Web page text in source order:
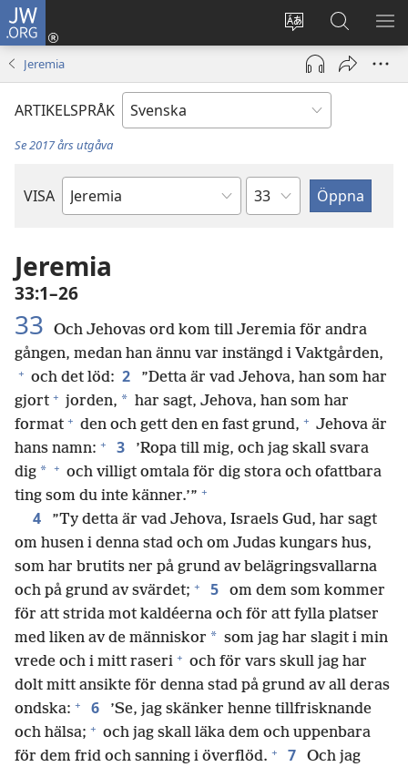
JW.ORG
Ändra
webbplatsens
språk
Logga
(öppnar
fönster)
Sök
på
jw.org
Jeremia
ARTIKELSPRÅK
Se 2017 års utgåva
VISA
Bibelbok
Kapitel
Jeremia
33:1–26
33
Och Jehovas ord kom till Jeremia för andra
gången, medan han ännu var instängd i Vaktgården,
+ och det löd: 2
”Detta är vad Jehova, han som har
gjort + jorden, * har sagt, Jehova, han som har
format + den och gett den en fast grund, + Jehova är
hans namn: + 3
’Ropa till mig, och jag skall svara
dig * + och villigt omtala för dig stora och ofattbara
ting som du inte känner.’” +
4
”Ty detta är vad Jehova, Israels Gud, har sagt
om husen i denna stad och om Judas kungars hus,
som har brutits ner på grund av belägringsvallarna
och på grund av svärdet; + 5
om dem som kommer
för att strida mot kaldéerna och för att fylla platser
med liken av de människor * som jag har slagit i min
vrede och i mitt raseri + och för vars skull jag har
dolt mitt ansikte för denna stad på grund av all deras
ondska: + 6
’Se, jag skänker henne tillfrisknande
och hälsa; + och jag skall läka dem och uppenbara
för dem frid och sanning i överflöd. + 7
Och jag